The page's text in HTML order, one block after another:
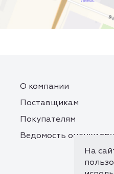
О компании
Поставщикам
Покупателям
Ведомость оценки
На